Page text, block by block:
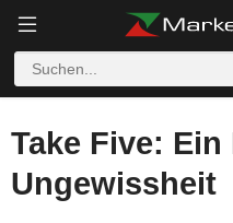
Take Five:
Ungewissheit